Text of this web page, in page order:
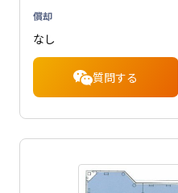
償却
なし
質問する